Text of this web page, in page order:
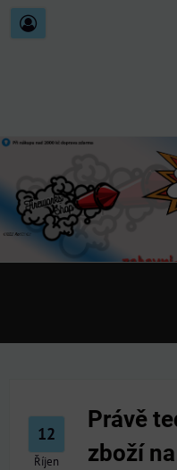
12
Říjen
Právě
zboží